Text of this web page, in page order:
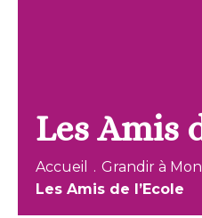
Les Amis
Accueil . Grandir à
Les Amis de l’Ecole